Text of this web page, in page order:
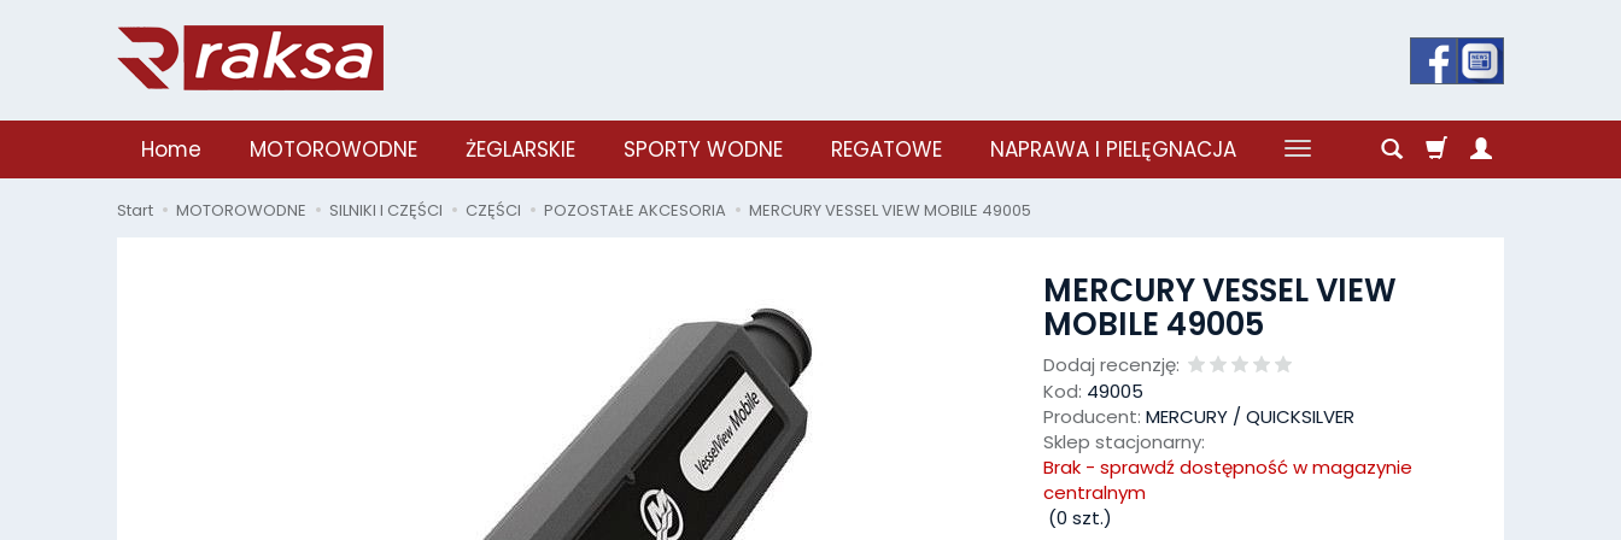
Home MOTOROWODNE ŻEGLARSKIE SPORTY WODNE REGATOWE NAPRAWA I PIELĘGNACJA
Start MOTOROWODNE SILNIKI I CZĘŚCI CZĘŚCI POZOSTAŁE AKCESORIA MERCURY VESSEL VIEW MOBILE 49005
MERCURY VESSEL VIEW
MOBILE 49005
Dodaj recenzję:
Kod: 49005
Producent: MERCURY / QUICKSILVER
Sklep stacjonarny:
Brak - sprawdź dostępność w magazynie
centralnym
(0 szt.)